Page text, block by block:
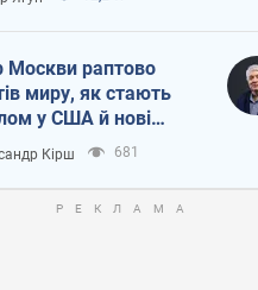
Москви раптово
миру, як стають
у США й нові
топ-рейтинги
Кірш 681